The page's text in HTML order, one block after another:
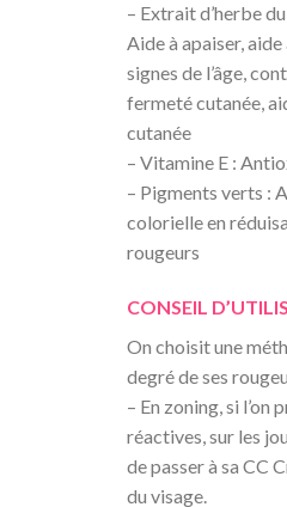
– Extrait d’herbe
Aide à apaiser,
signes de l’âge,
fermeté cutanée,
cutanée
– Vitamine E :
– Pigments verts :
colorielle en
rougeurs
CONSEIL
On choisit une
degré de ses
– En zoning, si l’on
réactives, sur les
de passer à sa CC
du visage.